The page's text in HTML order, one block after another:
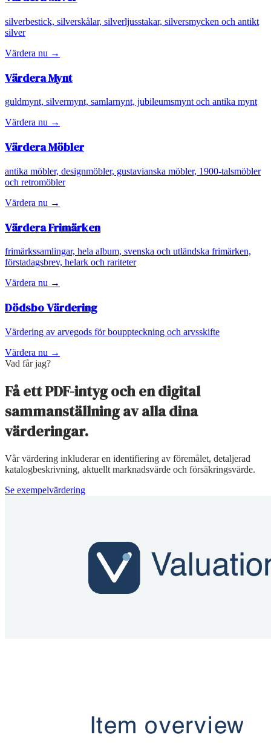
silverbestick, silverskålar, silverljusstakar, silversmycken och antikt
silver
Värdera nu →
VärderaMynt
guldmynt, silvermynt, samlarnynt, jubileumsmynt och antika mynt
Värdera nu →
VärderaMöbler
antika möbler, designmöbler, gustavianska möbler, 1900-talsmöbler
och retromöbler
Värdera nu →
VärderaFrimärken
frimärkssamlingar, hela album, svenska och utländska frimärken,
förstadagsbrev, helark och rariteter
Värdera nu →
Dödsbo Värdering
Värdering av arvegods för bouppteckning och arvsskifte
Värdera nu →
Vad får jag?
Få ett PDF-intyg och en digital
sammanställning av alla dina
värderingar.
Vår värdering inkluderar en identifiering av föremålet, detaljerad
katalogbeskrivning, aktuellt marknadsvärde och försäkringsvärde.
Se exempelvärdering